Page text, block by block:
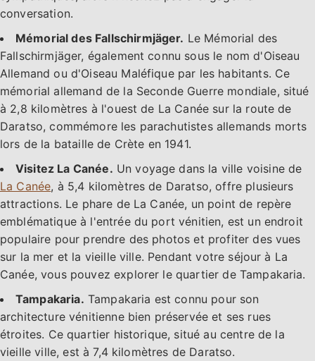
conversation.
Mémorial des Fallschirmjäger. Le Mémorial des
Fallschirmjäger, également connu sous le nom d'Oiseau
Allemand ou d'Oiseau Maléfique par les habitants. Ce
mémorial allemand de la Seconde Guerre mondiale, situé
à 2,8 kilomètres à l'ouest de La Canée sur la route de
Daratso, commémore les parachutistes allemands morts
lors de la bataille de Crète en 1941.
Visitez La Canée. Un voyage dans la ville voisine de
La Canée, à 5,4 kilomètres de Daratso, offre plusieurs
attractions. Le phare de La Canée, un point de repère
emblématique à l'entrée du port vénitien, est un endroit
populaire pour prendre des photos et profiter des vues
sur la mer et la vieille ville. Pendant votre séjour à La
Canée, vous pouvez explorer le quartier de Tampakaria.
Tampakaria. Tampakaria est connu pour son
architecture vénitienne bien préservée et ses rues
étroites. Ce quartier historique, situé au centre de la
vieille ville, est à 7,4 kilomètres de Daratso.